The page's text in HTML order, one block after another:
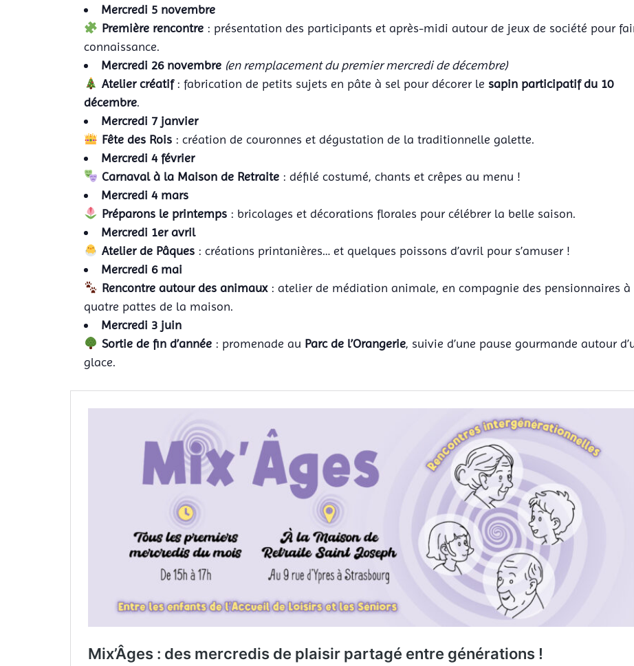
Mercredi 5 novembre
Première rencontre: présentation des participants et après-midi autour de jeux de société pour
connaissance.
Mercredi 26 novembre (en remplacement du premier mercredi de décembre)
Atelier créatif: fabrication de petits sujets en pâte à sel pour décorer le sapin participatif du 10
décembre.
Mercredi 7 janvier
Fête des Rois: création de couronnes et dégustation de la traditionnelle galette.
Mercredi 4 février
Carnaval à la Maison de Retraite: défilé costumé, chants et crêpes au menu !
Mercredi 4 mars
Préparons le printemps: bricolages et décorations florales pour célébrer la belle saison.
Mercredi 1er avril
Atelier de Pâques: créations printanières… et quelques poissons d’avril pour s’amuser !
Mercredi 6 mai
Rencontre autour des animaux: atelier de médiation animale, en compagnie des pensionnaires à
quatre pattes de la maison.
Mercredi 3 juin
Sortie de fin d’année: promenade au Parc de l’Orangerie, suivie d’une pause gourmande autour
glace.